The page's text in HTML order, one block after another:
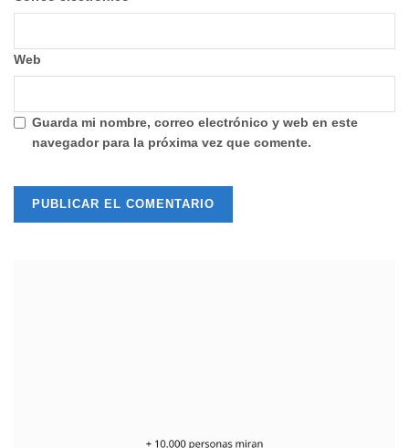
Web
Guarda mi nombre, correo electrónico y web en este
navegador para la próxima vez que comente.